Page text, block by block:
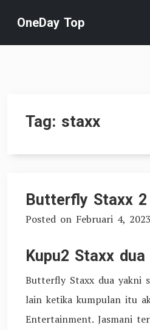
content
OneDay Top
Tag: staxx
Butterfly Staxx 2
Posted on Februari 4, 2023
Kupu2 Staxx dua
Butterfly Staxx dua yakni
lain ketika kumpulan itu
Entertainment. Jasmani